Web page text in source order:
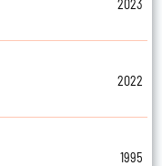
2023
2022
1995